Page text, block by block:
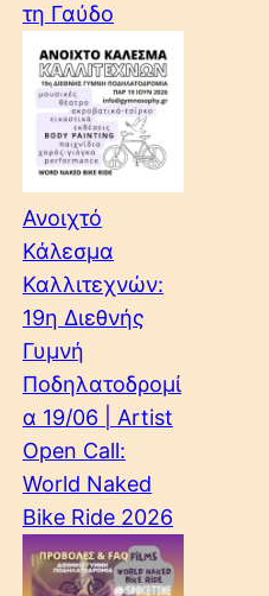
τη Γαύδο
Ανοιχτό
Κάλεσμα
Καλλιτεχνών:
19η Διεθνής
Γυμνή
Ποδηλατοδρομί
α 19/06 | Artist
Open Call:
World Naked
Bike Ride 2026